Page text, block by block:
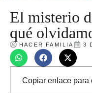
El misterio
qué
HACER FAMILIA 3
Copiar enlace para